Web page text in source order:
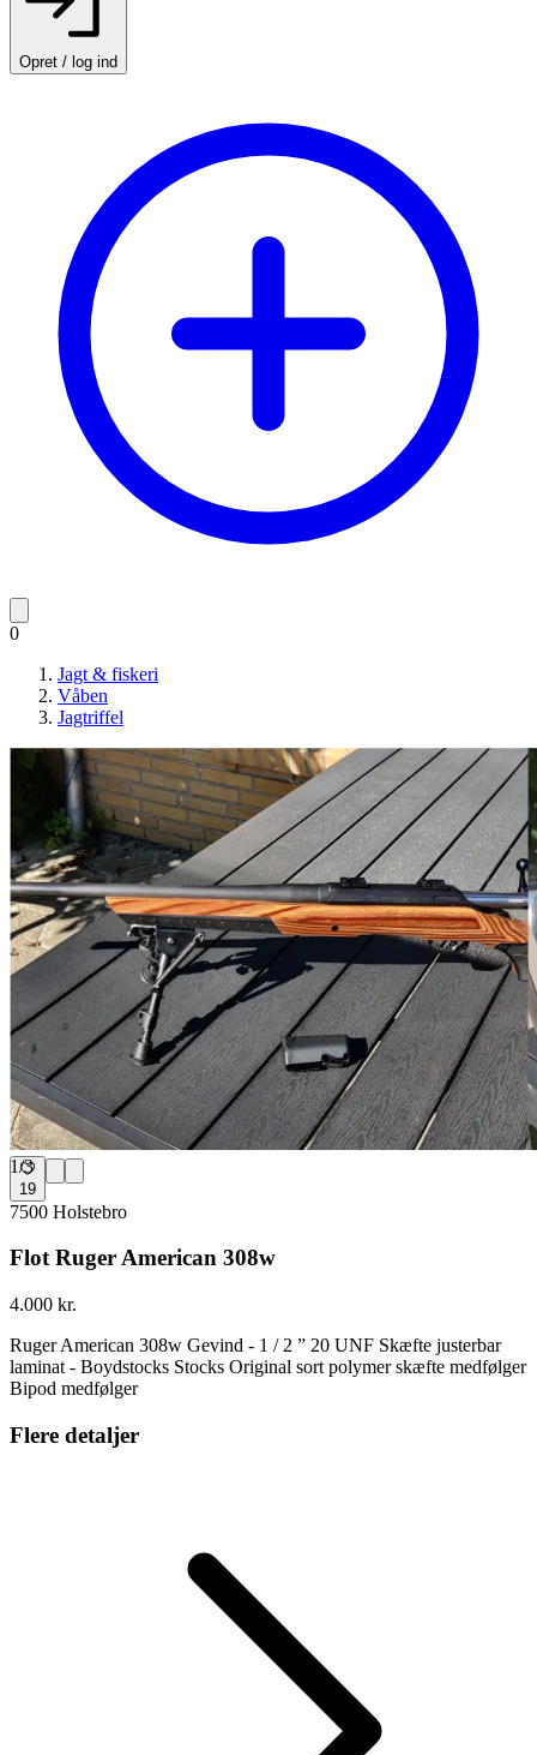
Opret / log ind
0
Jagt & fiskeri
Våben
Jagtriffel
1/3
19
7500 Holstebro
Flot Ruger American 308w
4.000 kr.
Ruger American 308w Gevind - 1 / 2 ” 20 UNF Skæfte justerbar
laminat - Boydstocks Stocks Original sort polymer skæfte medfølger
Bipod medfølger
Flere detaljer